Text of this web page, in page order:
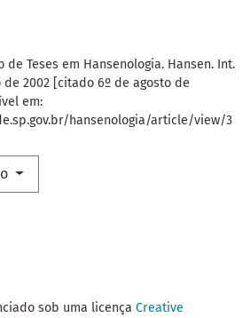
Teses em Hansenologia. Hansen. Int.
2002 [citado 6º de agosto de
em:
hansenologia/article/view/3
sob uma licença Creative